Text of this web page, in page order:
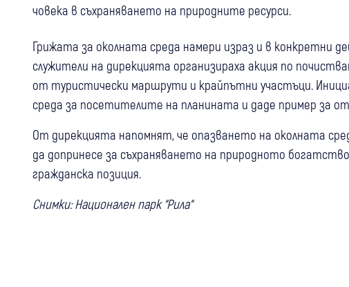
човека в съхраняването на природните ресурси.
Грижата за околната среда намери израз и в конкретни
служители на дирекцията организираха акция по
от туристически маршрути и крайпътни участъци.
среда за посетителите на планината и даде пример за
От дирекцията напомнят, че опазването на околната
да допринесе за съхраняването на природното
гражданска позиция.
Снимки: Национален парк “Рила“